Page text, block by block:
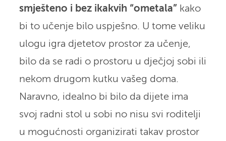
smješteno i bez ikakvih “ometala” kako
bi to učenje bilo uspješno. U tome veliku
ulogu igra djetetov prostor za učenje,
bilo da se radi o prostoru u dječjoj sobi ili
nekom drugom kutku vašeg doma.
Naravno, idealno bi bilo da dijete ima
svoj radni stol u sobi no nisu svi roditelji
u mogućnosti organizirati takav prostor